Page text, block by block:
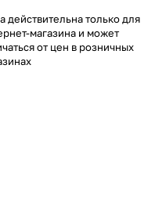
действительна только для
магазина и может
от цен в розничных